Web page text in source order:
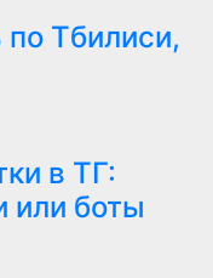
по Тбилиси,
в ТГ:
или боты